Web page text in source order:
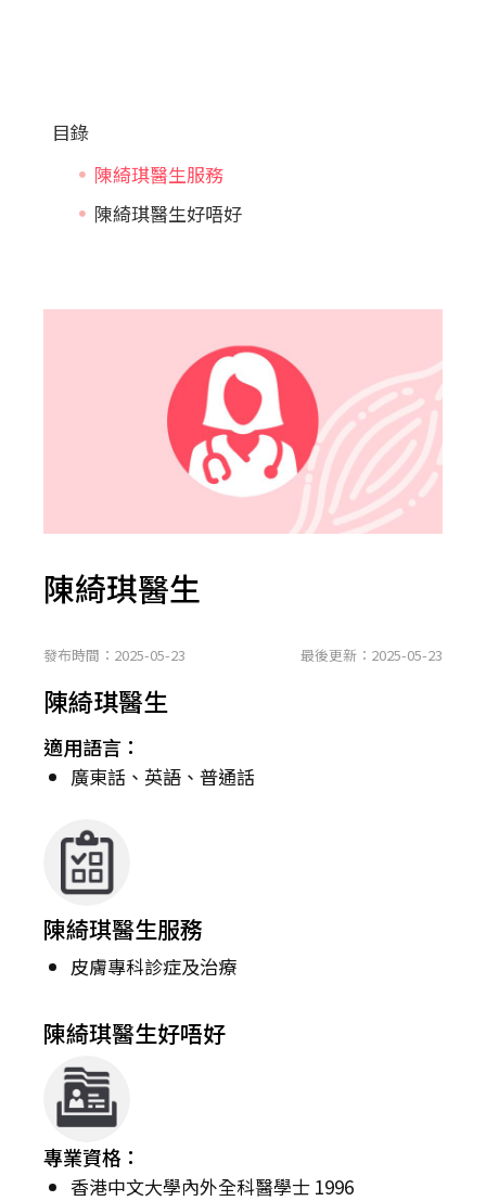
陳綺琪醫生
發布時間：2025-05-23 最後更新：2025-05-23
陳綺琪醫生
適用語言：
廣東話、英語、普通話
陳綺琪醫生服務
皮膚專科診症及治療
陳綺琪醫生好唔好
專業資格：
香港中文大學內外全科醫學士 1996
目錄
陳綺琪醫生服務
陳綺琪醫生好唔好